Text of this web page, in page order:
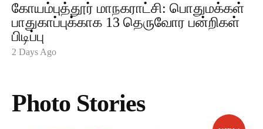
கோயம்புத்தூர் மாநகராட்சி: பொதுமக்கள்
பாதுகாப்புக்காக 13 தெருவோர பன்றிகள்
பிடிப்பு
2 Days Ago
Photo Stories